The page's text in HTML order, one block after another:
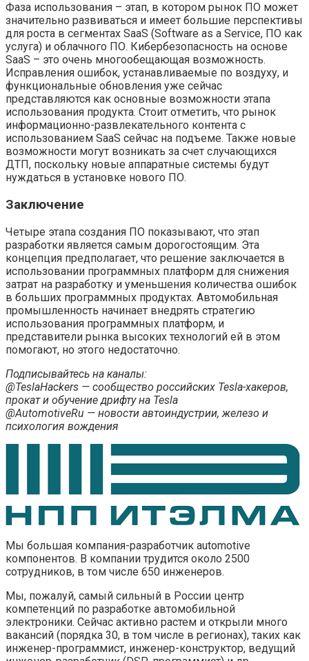
Фаза использования – этап, в котором рынок ПО может
значительно развиваться и имеет большие перспективы
для роста в сегментах SaaS (Software as a Service, ПО как
услуга) и облачного ПО. Кибербезопасность на основе
SaaS – это очень многообещающая возможность.
Исправления ошибок, устанавливаемые по воздуху, и
функциональные обновления уже сейчас
представляются как основные возможности этапа
использования продукта. Стоит отметить, что рынок
информационно-развлекательного контента с
использованием SaaS сейчас на подъеме. Также новые
возможности могут возникать за счет случающихся
ДТП, поскольку новые аппаратные системы будут
нуждаться в установке нового ПО.
Заключение
Четыре этапа создания ПО показывают, что этап
разработки является самым дорогостоящим. Эта
концепция предполагает, что решение заключается в
использовании программных платформ для снижения
затрат на разработку и уменьшения количества ошибок
в больших программных продуктах. Автомобильная
промышленность начинает внедрять стратегию
использования программных платформ, и
представители рынка высоких технологий ей в этом
помогают, но этого недостаточно.
Подписывайтесь на каналы:
@TeslaHackers — сообщество российских Tesla-хакеров,
прокат и обучение дрифту на Tesla
@AutomotiveRu — новости автоиндустрии, железо и
психология вождения
Мы большая компания-разработчик automotive
компонентов. В компании трудится около 2500
сотрудников, в том числе 650 инженеров.
Мы, пожалуй, самый сильный в России центр
компетенций по разработке автомобильной
электроники. Сейчас активно растем и открыли много
вакансий (порядка 30, в том числе в регионах), таких как
инженер-программист, инженер-конструктор, ведущий